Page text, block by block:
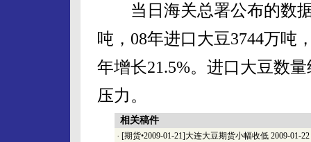
当日海关总署公布的数据
吨，08年进口大豆3744万吨
年增长21.5%。进口大豆数
压力。
相关稿件
· [期货•2009-01-21]大连大豆期货小幅收低 2009-01-22